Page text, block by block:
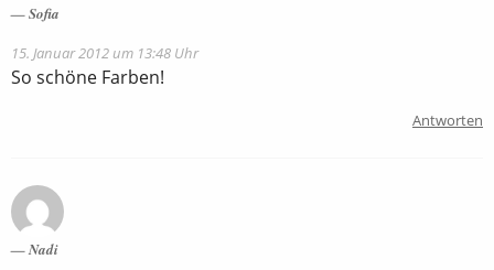
Sofia
15. Januar 2012 um 13:48 Uhr
So schöne Farben!
Antworten
Nadi